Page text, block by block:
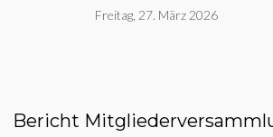
Freitag, 27. März 2026
Bericht